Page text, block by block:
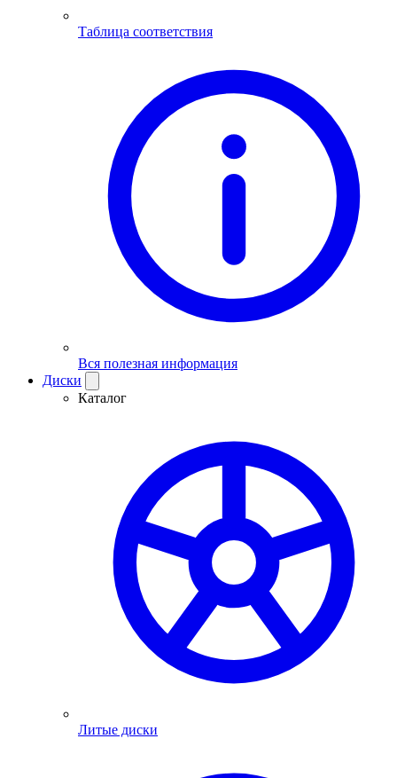
Таблица соответствия
Вся полезная информация
Диски
Каталог
Литые диски